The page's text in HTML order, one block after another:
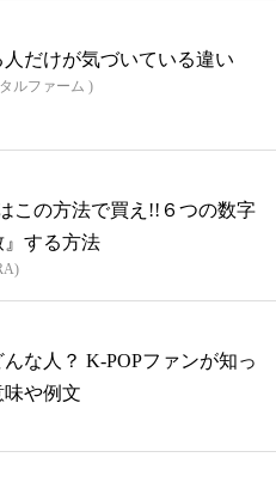
だけが気づいている違い
ルファーム )
この方法で買え!!６つの数字
』する方法
な人？ K-POPファンが知っ
や例文